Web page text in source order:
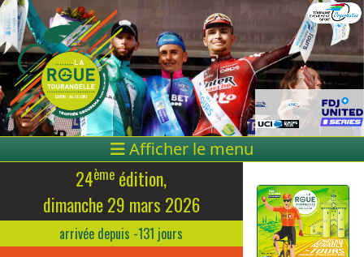
Afficher le menu
24ème édition,
dimanche 29 mars 2026
arrivée depuis -131 jours